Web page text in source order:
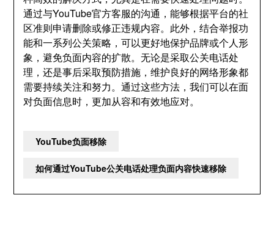
通过与YouTube官方客服的沟通，能够根据平台的社
区准则申请删除或修正违规内容。此外，结合举报功
能和一系列公关策略，可以更好地保护品牌或个人形
象，避免负面内容的扩散。无论是采取公关电话处
理，还是事后采取预防措施，维护良好的网络形象都
需要持续关注和努力。通过这些方法，我们可以在面
对负面信息时，更加从容和有效地应对。
YouTube负面移除
如何通过YouTube公关电话处理负面内容快速移除